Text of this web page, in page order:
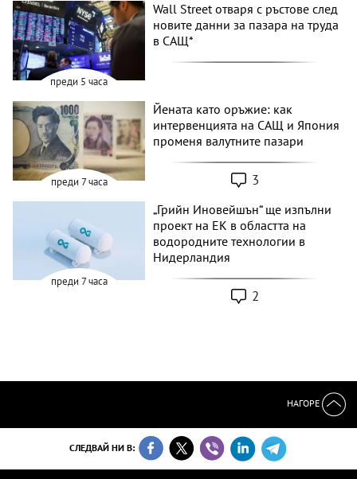
преди 5 часа
Wall Street отваря с ръстове след
новите данни за пазара на труда
в САЩ*
преди 7 часа
Йената като оръжие: как
интервенцията на САЩ и Япония
променя валутните пазари
3
преди 7 часа
„Грийн Иновейшън“ ще изпълни
проект на ЕК в областта на
водородните технологии в
Нидерландия
2
НАГОРЕ
СЛЕДВАЙ НИ В: